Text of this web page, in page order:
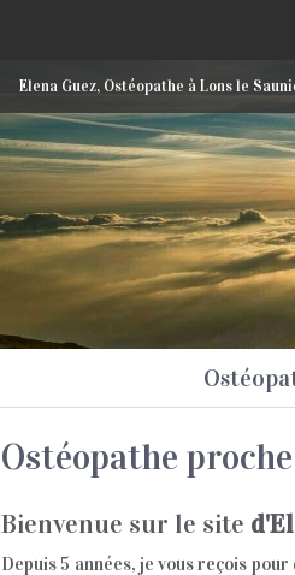
Elena Guez, Ostéopathe à Lons le
Ostéopathe
Bienvenue sur le site
Depuis 5 années, je vous reçois pour